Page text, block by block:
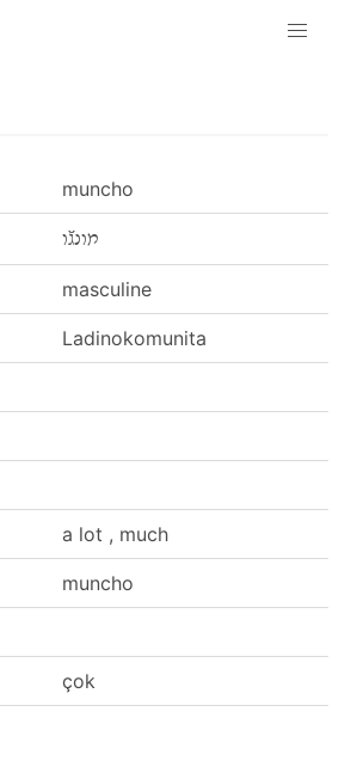
muncho
מונגﬞו
masculine
Ladinokomunita
a lot , much
muncho
çok